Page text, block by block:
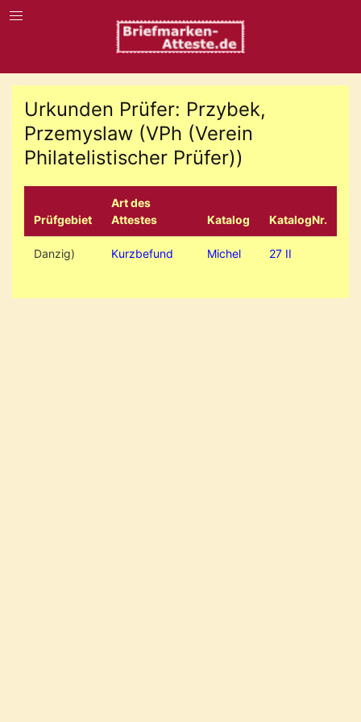
Urkunden Prüfer: Przybek,
Przemyslaw (VPh (Verein
Philatelistischer Prüfer))
Prüfgebiet
Art des
Attestes
Katalog KatalogNr.
Danzig) Kurzbefund Michel 27 II